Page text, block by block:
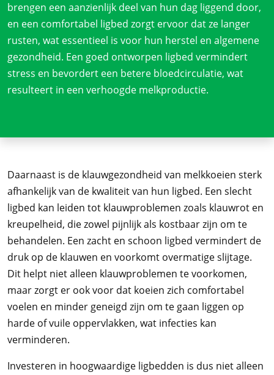
brengen een aanzienlijk deel van hun dag liggend door,
en een comfortabel ligbed zorgt ervoor dat ze langer
rusten, wat essentieel is voor hun herstel en algemene
gezondheid. Een goed ontworpen ligbed vermindert
stress en bevordert een betere bloedcirculatie, wat
resulteert in een verhoogde melkproductie.
Daarnaast is de klauwgezondheid van melkkoeien sterk
afhankelijk van de kwaliteit van hun ligbed. Een slecht
ligbed kan leiden tot klauwproblemen zoals klauwrot en
kreupelheid, die zowel pijnlijk als kostbaar zijn om te
behandelen. Een zacht en schoon ligbed vermindert de
druk op de klauwen en voorkomt overmatige slijtage.
Dit helpt niet alleen klauwproblemen te voorkomen,
maar zorgt er ook voor dat koeien zich comfortabel
voelen en minder geneigd zijn om te gaan liggen op
harde of vuile oppervlakken, wat infecties kan
verminderen.
Investeren in hoogwaardige ligbedden is dus niet alleen